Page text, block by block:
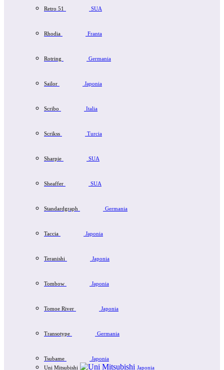
Retro 51 SUA
Rhodia Franta
Rotring Germania
Sailor Japonia
Scribo Italia
Scrikss Turcia
Sharpie SUA
Sheaffer SUA
Standardgraph Germania
Taccia Japonia
Teranishi Japonia
Tombow Japonia
Tomoe River Japonia
Transotype Germania
Tsubame
Japonia
Uni Mitsubishi
Japonia